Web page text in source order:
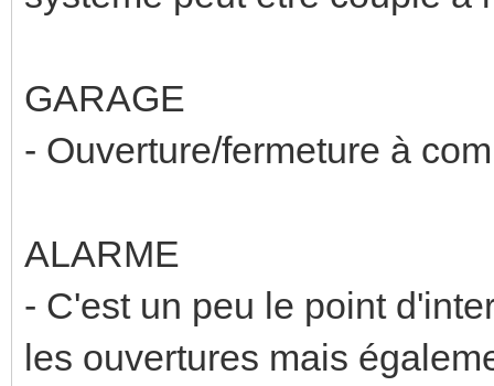
GARAGE
- Ouverture/fermeture à
ALARME
- C'est un peu le point
les ouvertures mais